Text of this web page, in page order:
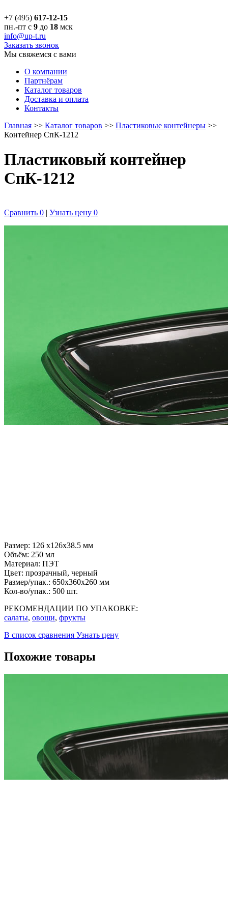
+7 (495) 617-12-15
пн.-пт с 9 до 18 мск
info@up-t.ru
Заказать звонок
Мы свяжемся с вами
О компании
Партнёрам
Каталог товаров
Доставка и оплата
Контакты
Главная >> Каталог товаров >> Пластиковые контейнеры >>
Контейнер СпК-1212
Пластиковый контейнер
СпК-1212
Сравнить 0 | Узнать цену 0
Размер: 126 x126x38.5 мм
Объём: 250 мл
Материал: ПЭТ
Цвет: прозрачный, черный
Размер/упак.: 650x360x260 мм
Кол-во/упак.: 500 шт.
РЕКОМЕНДАЦИИ ПО УПАКОВКЕ:
салаты, овощи, фрукты
В список сравнения Узнать цену
Похожие товары